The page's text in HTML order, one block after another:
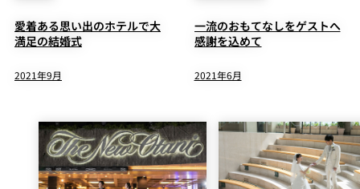
愛着ある思い出のホテルで大
満足の結婚式
2021年9月
一流のおもてなしをゲストへ
感謝を込めて
2021年6月